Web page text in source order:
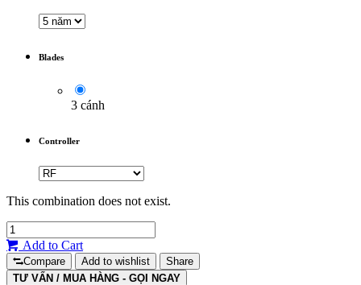
Blades
3 cánh
Controller
This combination does not exist.
Add to Cart
Compare Add to wishlist
Share
TƯ VẤN / MUA HÀNG - GỌI NGAY